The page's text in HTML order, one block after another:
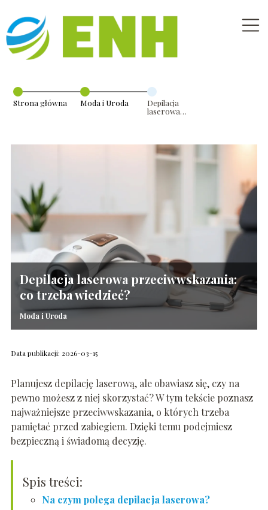
Strona główna Moda i Uroda
Depilacja
laserowa
Depilacja laserowa przeciwwskazania:
co trzeba wiedzieć?
Moda i Uroda
Data publikacji: 2026-03-15
Planujesz depilację laserową, ale obawiasz się, czy na
pewno możesz z niej skorzystać? W tym tekście poznasz
najważniejsze przeciwwskazania, o których trzeba
pamiętać przed zabiegiem. Dzięki temu podejmiesz
bezpieczną i świadomą decyzję.
Spis treści:
Na czym polega depilacja laserowa?